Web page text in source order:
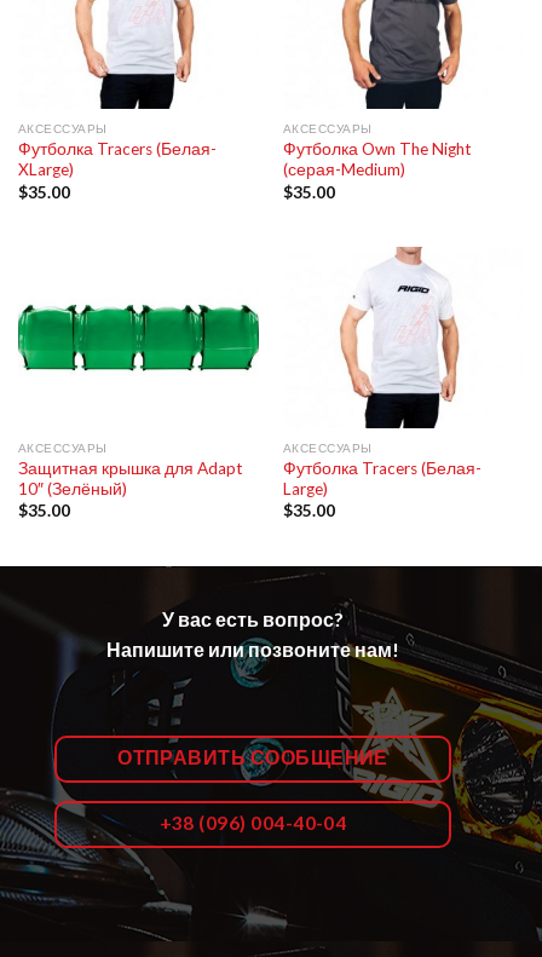
АКСЕССУАРЫ
Футболка Tracers (Белая-
XLarge)
$35.00
АКСЕССУАРЫ
Футболка Own The Night
(серая-Medium)
$35.00
АКСЕССУАРЫ
Защитная крышка для Adapt
10″ (Зелёный)
$35.00
АКСЕССУАРЫ
Футболка Tracers (Белая-
Large)
$35.00
У вас есть вопрос?
Напишите или позвоните нам!
ОТПРАВИТЬ СООБЩЕНИЕ
+38 (096) 004-40-04